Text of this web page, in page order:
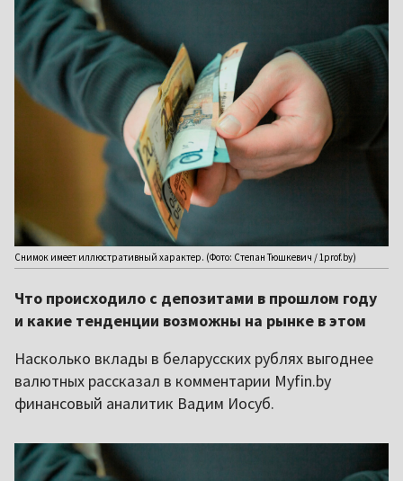
Снимок имеет иллюстративный характер. (Фото: Степан Тюшкевич / 1prof.by)
Что происходило с депозитами в прошлом году
и какие тенденции возможны на рынке в этом
Насколько вклады в беларусских рублях выгоднее
валютных рассказал в комментарии Myfin.by
финансовый аналитик Вадим Иосуб.